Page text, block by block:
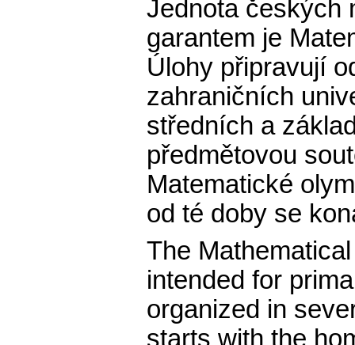
Jednota českých
garantem je
Úlohy připravují
zahraničních
středních a
předmětovou
Matematické
od té doby se
The
intended for
organized in
starts with the